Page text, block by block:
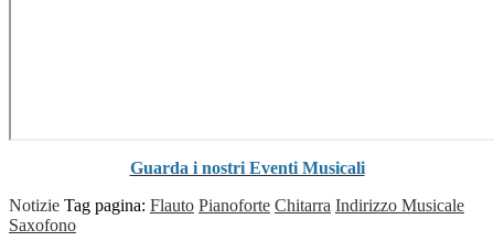
Guarda i nostri Eventi Musicali
Notizie Tag pagina: Flauto Pianoforte Chitarra Indirizzo Musicale
Saxofono